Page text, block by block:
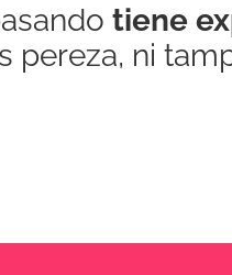
tiene
pereza, ni